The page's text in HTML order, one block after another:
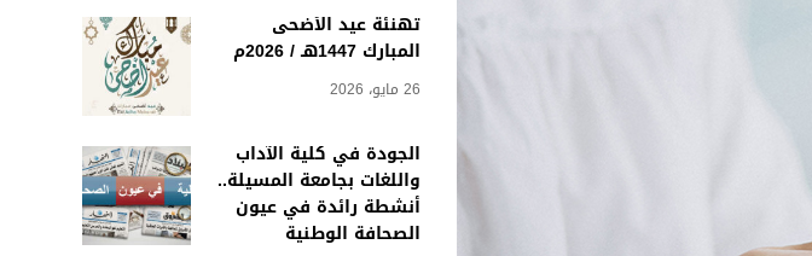
تهنئة عيد الأضحى
المبارك 1447هـ / 2026م
26 مايو، 2026
الجودة في كلية الآداب
واللغات بجامعة المسيلة..
أنشطة رائدة في عيون
الصحافة الوطنية